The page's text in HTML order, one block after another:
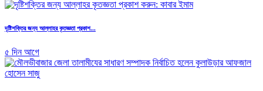
দৃষ্টিশক্তির জন্য আল্লাহর কৃতজ্ঞতা প্রকাশ...
৫ দিন আগে